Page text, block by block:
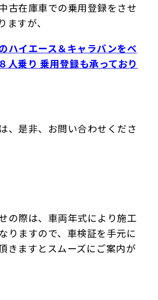
古在庫車での乗用登録をさせ
ますが、
ハイエース＆キャラバンをベ
人乗り 乗用登録も承っており
、是非、お問い合わせくださ
の際は、車両年式により施工
りますので、車検証を手元に
きますとスムーズにご案内が